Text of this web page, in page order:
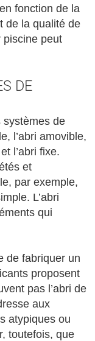
fonction de la
de la qualité de
piscine peut
DE
systèmes de
l’abri amovible,
l’abri fixe.
et
par exemple,
L’abri
qui
de fabriquer un
proposent
pas l’abri de
aux
atypiques ou
toutefois, que